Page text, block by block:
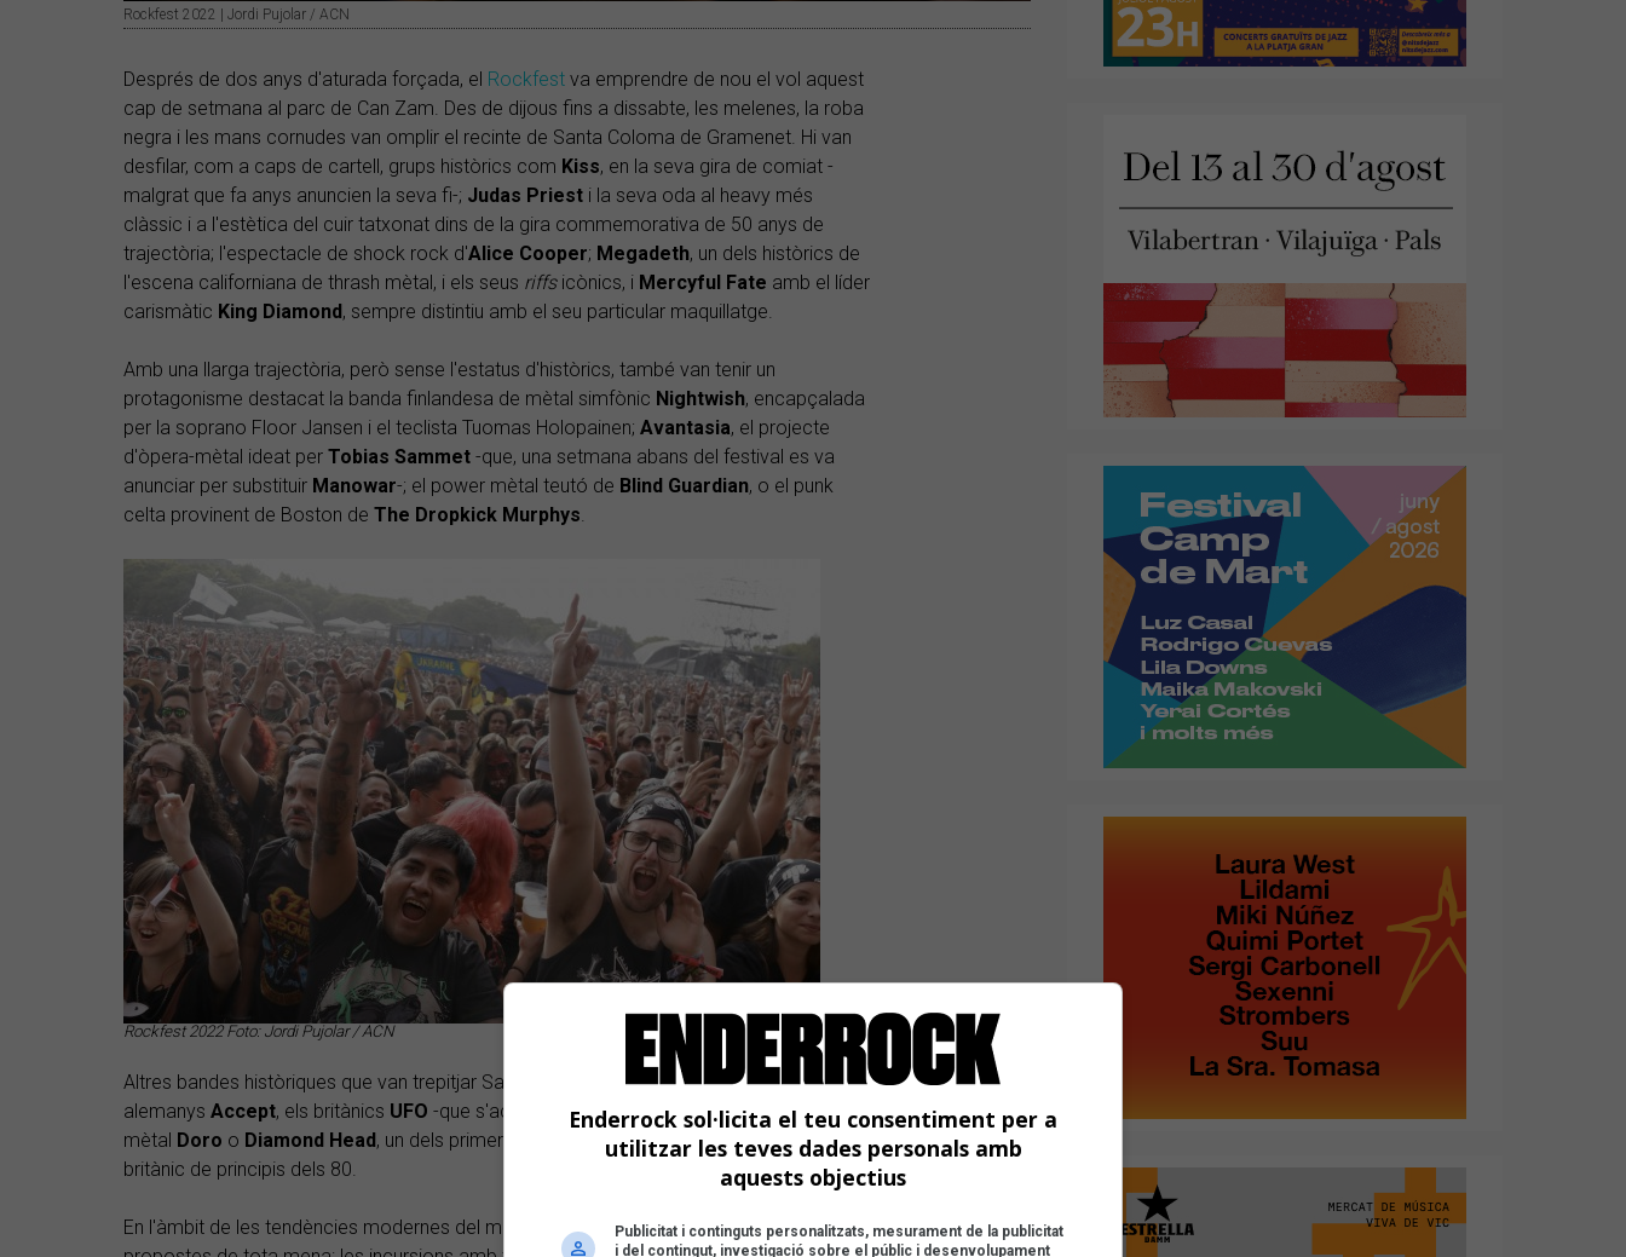
Rockfest 2022 | Jordi Pujolar / ACN
Després de dos anys d'aturada forçada, el Rockfest va emprendre de nou el vol aquest
cap de setmana al parc de Can Zam. Des de dijous fins a dissabte, les melenes, la roba
negra i les mans cornudes van omplir el recinte de Santa Coloma de Gramenet. Hi van
desfilar, com a caps de cartell, grups històrics com Kiss, en la seva gira de comiat -
malgrat que fa anys anuncien la seva fi-; Judas Priest i la seva oda al heavy més
clàssic i a l'estètica del cuir tatxonat dins de la gira commemorativa de 50 anys de
trajectòria; l'espectacle de shock rock d'Alice Cooper; Megadeth, un dels històrics de
l'escena californiana de thrash mètal, i els seus riffsicònics, i Mercyful Fate amb el líder
carismàtic King Diamond, sempre distintiu amb el seu particular maquillatge.
Amb una llarga trajectòria, però sense l'estatus d'històrics, també van tenir un
protagonisme destacat la banda finlandesa de mètal simfònic Nightwish, encapçalada
per la soprano Floor Jansen i el teclista Tuomas Holopainen; Avantasia, el projecte
d'òpera-mètal ideat per Tobias Sammet -que, una setmana abans del festival es va
anunciar per substituir Manowar-; el power mètal teutó de Blind Guardian, o el punk
celta provinent de Boston de The Dropkick Murphys.
Rockfest 2022 Foto: Jordi Pujolar / ACN
Altres bandes històriques que van trepitjar Santa Coloma de Gramenet van ser els
alemanys Accept, els britànics UFO -que s'acomiadaven dels escenaris-, la reina del
mètal Doro o Diamond Head, un dels primers impulsors de l'onada de heavy metal
britànic de principis dels 80.
​En l'àmbit de les tendències modernes del mètal i el rock dur s'hi van poder veure
Enderrock sol·licita el teu consentiment per a
utilitzar les teves dades personals amb
aquests objectius
Publicitat i continguts personalitzats, mesurament de la publicitat
i del contingut, investigació sobre el públic i desenvolupament